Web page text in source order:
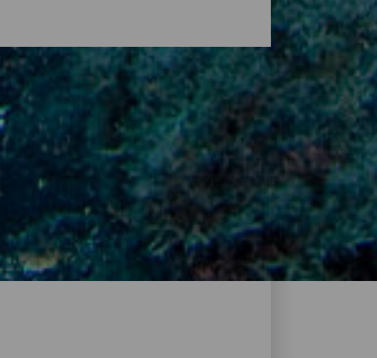
ed esplorare la sua natura da un altro
sottomarini o a zone meno profonde
di La Palma offrono un'esperienza
Scopri quali sono i principali e inizia a